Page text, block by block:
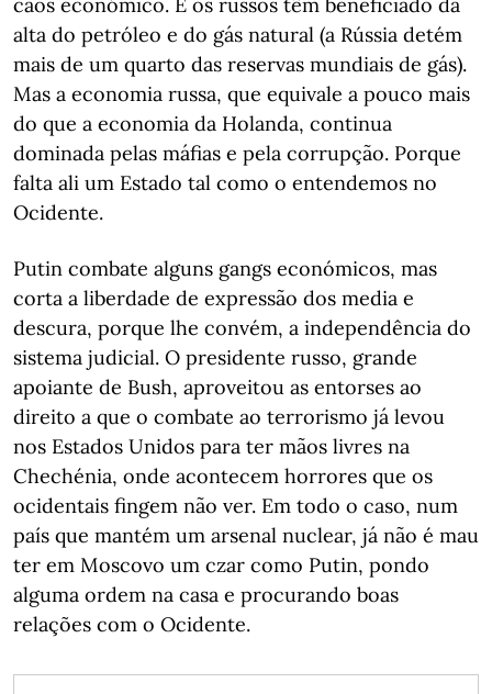
alta do petróleo e do gás natural (a Rússia detém
mais de um quarto das reservas mundiais de gás).
Mas a economia russa, que equivale a pouco mais
do que a economia da Holanda, continua
dominada pelas máfias e pela corrupção. Porque
falta ali um Estado tal como o entendemos no
Ocidente.
Putin combate alguns gangs económicos, mas
corta a liberdade de expressão dos media e
descura, porque lhe convém, a independência do
sistema judicial. O presidente russo, grande
apoiante de Bush, aproveitou as entorses ao
direito a que o combate ao terrorismo já levou
nos Estados Unidos para ter mãos livres na
Chechénia, onde acontecem horrores que os
ocidentais fingem não ver. Em todo o caso, num
país que mantém um arsenal nuclear, já não é mau
ter em Moscovo um czar como Putin, pondo
alguma ordem na casa e procurando boas
relações com o Ocidente.